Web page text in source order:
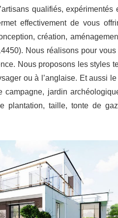
qualifiés, expérimentés
effectivement de vous
création,
Nous réalisons pour
Nous proposons les styles
ou à l’anglaise. Et aussi
campagne, jardin
plantation, taille, tonte de